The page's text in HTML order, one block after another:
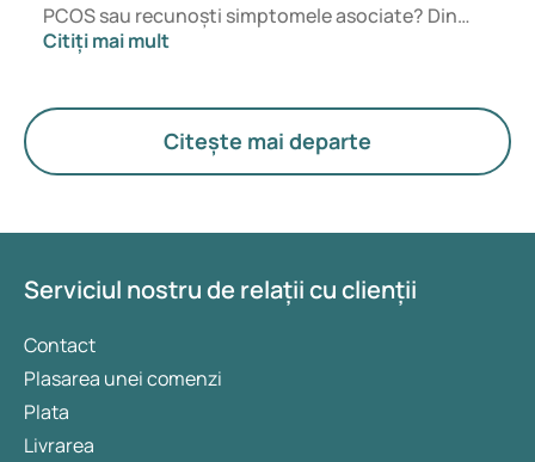
PCOS sau recunoști simptomele asociate? Din
punct de vedere medical, nu se schimbă nimic
hormoni, metabolism și funcționarea ovarelor.
Citiți mai mult
Citește mai departe
Serviciul nostru de relații cu clienții
Contact
Plasarea unei comenzi
Plata
Livrarea